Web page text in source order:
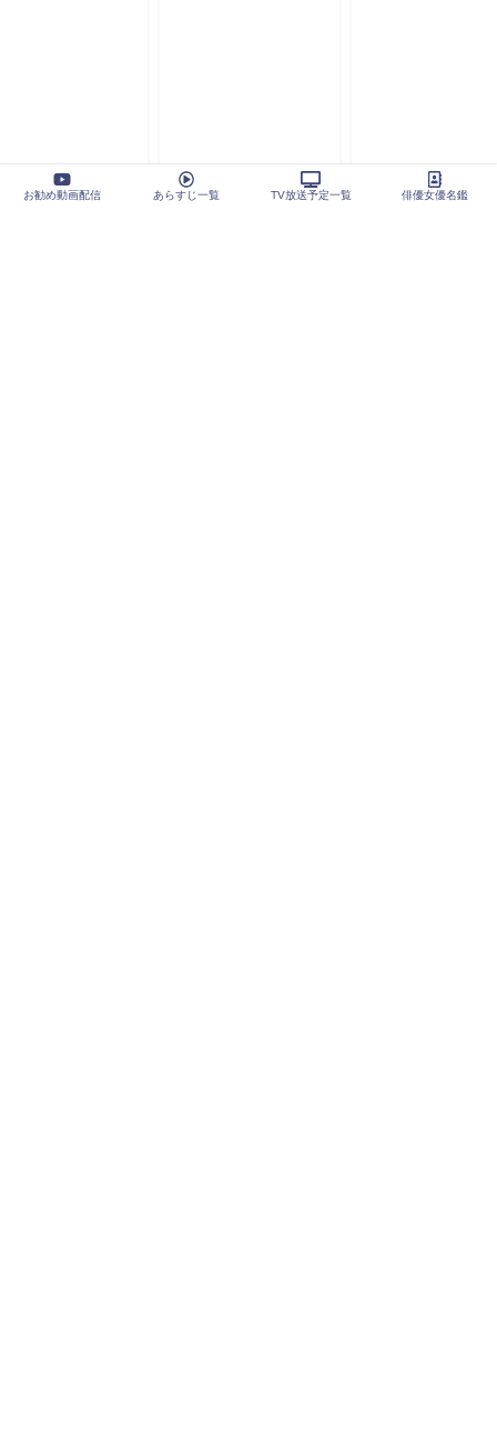
お勧め動画配信 あらすじ一覧 TV放送予定一覧 俳優女優名鑑